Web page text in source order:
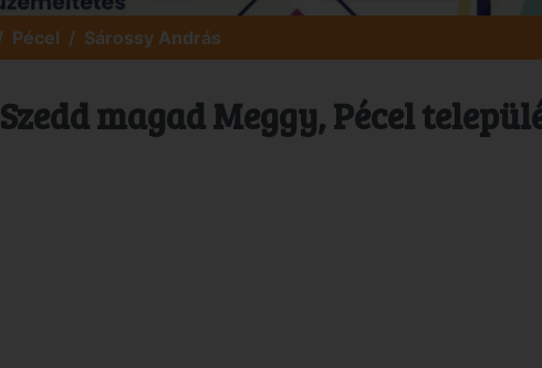
Pécel Sárossy András
Szedd magad Meggy, Pécel